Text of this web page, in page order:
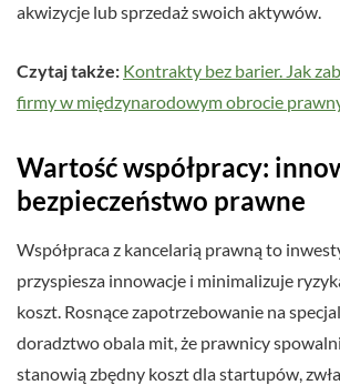
akwizycje lub sprzedaż swoich aktywów.
Czytaj także: Kontrakty bez barier. Jak
firmy w międzynarodowym obrocie
Wartość współpracy:
bezpieczeństwo prawne
Współpraca z kancelarią prawną to
przyspiesza innowacje i minimalizuje
koszt. Rosnące zapotrzebowanie na
doradztwo obala mit, że prawnicy
stanowią zbędny koszt dla startupów,